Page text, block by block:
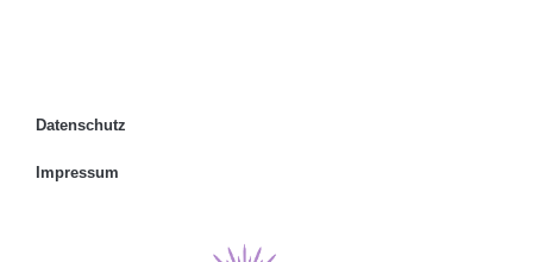
Datenschutz
Impressum